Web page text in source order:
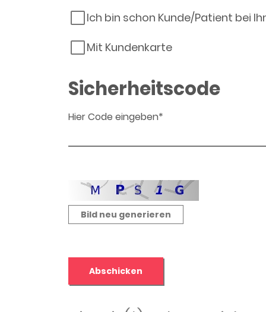
Ich bin schon Kunde/Patient bei
Mit Kundenkarte
Sicherheitscode
Hier Code eingeben*